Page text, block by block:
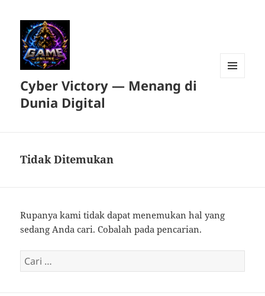
Cyber Victory — Menang di
Dunia Digital
Tidak Ditemukan
Rupanya kami tidak dapat menemukan hal yang
sedang Anda cari. Cobalah pada pencarian.
Cari
untuk: